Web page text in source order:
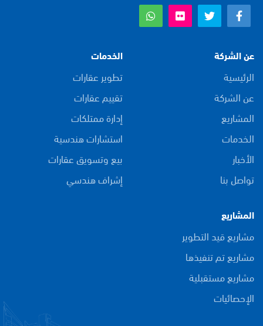
عن الشركة
الرئيسية
عن الشركة
المشاريع
الخدمات
الأخبار
تواصل بنا
الخدمات
تطوير عقارات
تقييم عقارات
إدارة ممتلكات
استشارات هندسية
بيع وتسويق عقارات
إشراف هندسي
المشاريع
مشاريع قيد التطوير
مشاريع تم تنفيذها
مشاريع مستقبلية
الإحصائيات